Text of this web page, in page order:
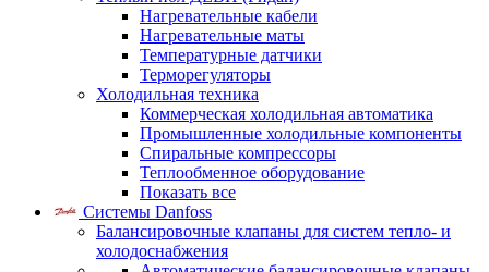
Нагревательные кабели
Нагревательные маты
Температурные датчики
Терморегуляторы
Холодильная техника
Коммерческая холодильная автоматика
Промышленные холодильные компоненты
Спиральные компрессоры
Теплообменное оборудование
Показать все
Системы Danfoss
Балансировочные клапаны для систем тепло- и
холодоснабжения